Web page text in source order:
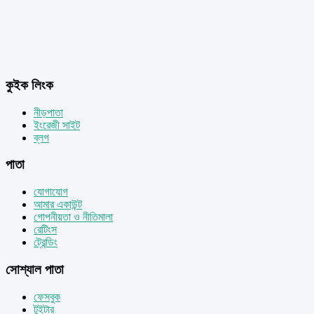
কুইক লিংক
নীড়পাতা
ইংরেজী সাইট
ব্লগ
পাতা
যোগাযোগ
আমার একাউন্ট
গোপনীয়তা ও নীতিমালা
রেটিংস
ট্রেন্ডিং
সোশ্যাল পাতা
ফেসবুক
টুইটার